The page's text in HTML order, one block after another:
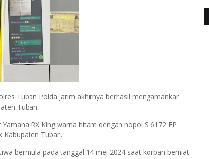
Tuban Polda Jatim akhirnya berhasil mengamankan
Tuban.
RX King warna hitam dengan nopol S 6172 FP
Kabupaten Tuban.
bermula pada tanggal 14 mei 2024 saat korban berniat